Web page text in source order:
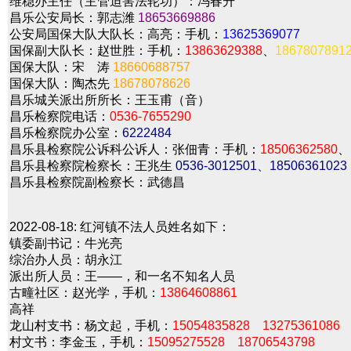
昌乐公安局长：郭志潍 18653669886
公安局国保大队大队长：高亮：手机： 13625369077
国保副大队长：赵世胜：手机： 13863629388
国保大队：宋 涛 18660688757
国保大队：陶杰先 18678078626
昌乐城关派出所所长：王玉甫（音）
昌乐检察院电话： 0536-7655290
昌乐检察院办公室： 6222484
昌乐县检察院公诉科公诉人：张佃青：手机： 18506362580
昌乐县检察院检察长：王兆生 0536-3012501、18506361023
昌乐县检察院副检察长：武德昌
2022-08-18: 红河镇不法人员姓名如下：
镇委副书记：牛光亮
综治办人员：胡永江
派出所人员：王——，和一名不知名人员
古疃社区：赵光学，手机： 13864608861
高祥
龙山村支书：杨文起，手机： 15054835828
13275361086
村文书：李金玉，手机： 15095275528 18706543798